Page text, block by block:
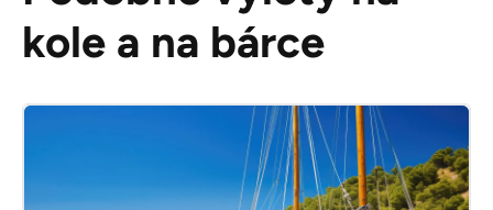
kole a na bárce